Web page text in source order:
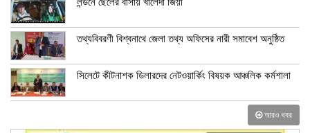
তথ্যবিবরণী বিশ্বনাথে জেলা তথ্য অফিসের নারী সমাবেশ অনুষ্ঠিত
সিলেটে কীটনাশক ডিলারদের নেটওয়ার্কিং বিষয়ক আঞ্চলিক কর্মশালা
আরও খবর